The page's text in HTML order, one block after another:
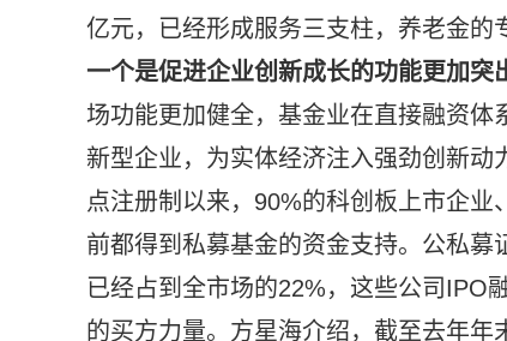
亿元，已经形成服务三支柱，养老金的
一个是促进企业创新成长的功能更加突
场功能更加健全，基金业在直接融资体
新型企业，为实体经济注入强劲创新
点注册制以来，90%的科创板上市企
前都得到私募基金的资金支持。公私
已经占到全市场的22%，这些公司IPO
的买方力量。方星海介绍，截至去年